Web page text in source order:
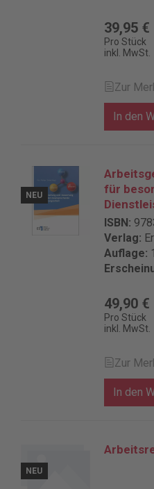
39,95 €
Pro Stück
inkl. MwSt.
Zur
In den
NEU
für
ISBN:
Verlag:
Auflage:
49,90 €
Pro Stück
inkl. MwSt.
Zur
In den
NEU